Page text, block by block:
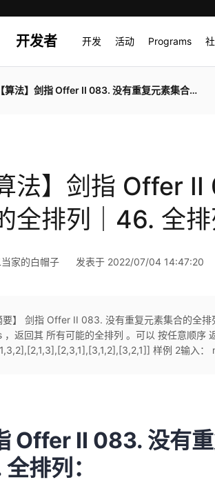
开发者 开发 活动 Programs
【算法】剑指 Offer II 083. 没有重复元素集合的全排列｜46. 全排列（多语言实现）
算法】剑指 Offer
全排列｜46. 全排
当家的白帽子 发表于 2022/07/04 14:47:20
要】 剑指 Offer II 083. 没有重复元素集合的全
，返回其 所有可能的全排列 。可以 按任意顺序
样例 2输入：
Offer II 083. 没有重
排列：